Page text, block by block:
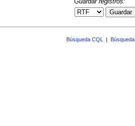
Guardar
Búsqueda CQL